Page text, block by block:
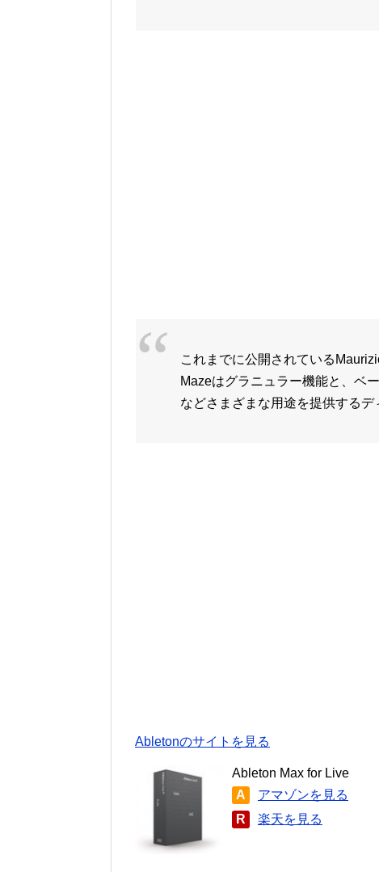
これまでに公開されている
Mazeはグラニュラー機能と、ベ
などさまざまな用途を提供するデ
Abletonのサイトを見る
Ableton Max for Live
A
アマゾンを見る
R
楽天を見る